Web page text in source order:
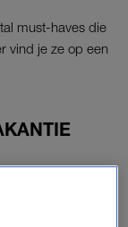
must-haves die
vind je ze op een
tegen
meng ik het